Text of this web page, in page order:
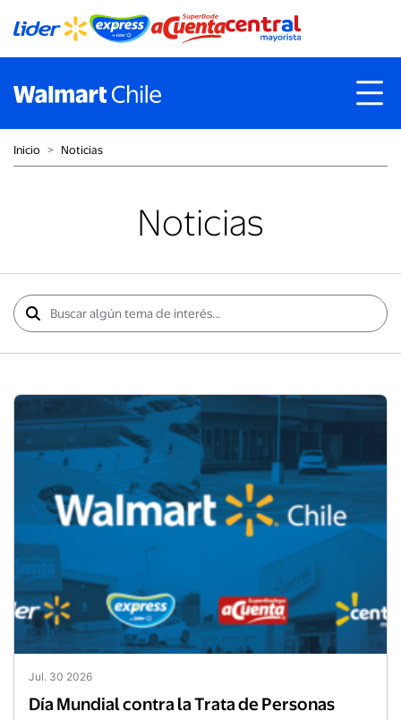
Inicio ˃ Noticias
Noticias
Jul. 30 2026
Día Mundial contra la Trata de Personas